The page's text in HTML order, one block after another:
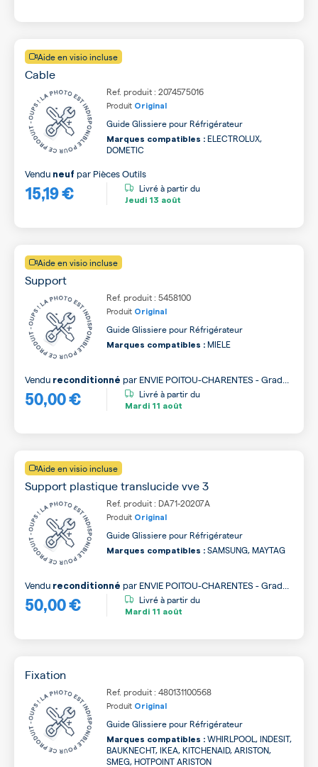
Aide en visio incluse
Cable
Ref. produit : 2074575016
Produit Original
Guide Glissiere pour Réfrigérateur
Marques compatibles : ELECTROLUX,
DOMETIC
15,19 €
Vendu neuf par Pièces Outils
Livré à partir du
Jeudi 13 août
Aide en visio incluse
Support
Ref. produit : 5458100
Produit Original
Guide Glissiere pour Réfrigérateur
Marques compatibles : MIELE
50,00 €
Vendu reconditionné par ENVIE POITOU-CHARENTES - Grade
A
Livré à partir du
Mardi 11 août
Aide en visio incluse
Support plastique translucide vve 3
Ref. produit : DA71-20207A
Produit Original
Guide Glissiere pour Réfrigérateur
Marques compatibles : SAMSUNG, MAYTAG
50,00 €
Vendu reconditionné par ENVIE POITOU-CHARENTES - Grade
A
Livré à partir du
Mardi 11 août
Fixation
Ref. produit : 480131100568
Produit Original
Guide Glissiere pour Réfrigérateur
Marques compatibles : WHIRLPOOL, INDESIT,
BAUKNECHT, IKEA, KITCHENAID, ARISTON,
SMEG, HOTPOINT ARISTON